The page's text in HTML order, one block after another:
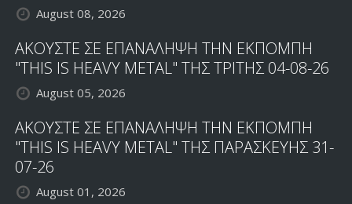
August 08, 2026
ΑΚΟΥΣΤΕ ΣΕ ΕΠΑΝΑΛΗΨΗ ΤΗΝ ΕΚΠΟΜΠΗ
"THIS IS HEAVY METAL" ΤΗΣ ΤΡΙΤΗΣ 04-08-26
August 05, 2026
ΑΚΟΥΣΤΕ ΣΕ ΕΠΑΝΑΛΗΨΗ ΤΗΝ ΕΚΠΟΜΠΗ
"THIS IS HEAVY METAL" ΤΗΣ ΠΑΡΑΣΚΕΥΗΣ 31-
07-26
August 01, 2026